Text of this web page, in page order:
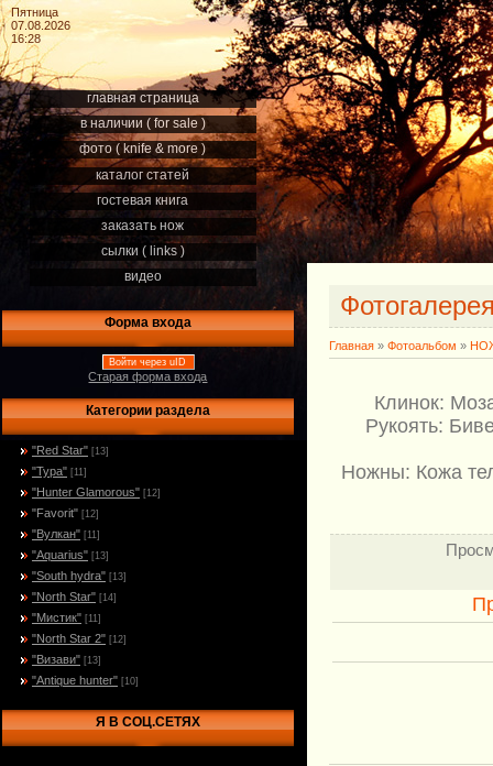
Пятница
07.08.2026
16:28
главная страница
в наличии ( for sale )
фото ( knife & more )
каталог статей
гостевая книга
заказать нож
сылки ( links )
видео
Форма входа
Войти через uID
Старая форма входа
Категории раздела
"Red Star" [13]
"Тура" [11]
"Hunter Glamorous" [12]
"Favorit" [12]
"Вулкан" [11]
"Aquarius" [13]
"South hydra" [13]
"North Star" [14]
"Мистик" [11]
"North Star 2" [12]
"Визави" [13]
"Antique hunter" [10]
Я В СОЦ.СЕТЯХ
Главная » Фотоальбом »
Клинок:
Рукоять:
Ножны: Кожа